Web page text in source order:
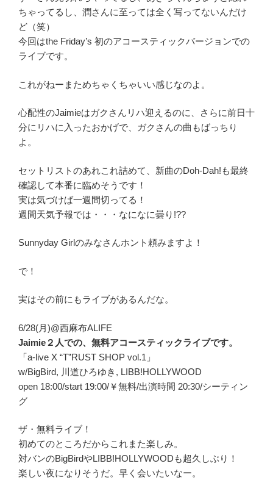
ちゃってるし、潤さんに至っては全く写ってないんだけ
ど（笑）
今回はthe Friday’s 初のアコースティックバージョンでの
ライブです。
これがねーまためちゃくちゃいい感じなのよ。
心配性のJaimieはガクさんリハ迎えるのに、さらに前日十
分にリハに入ったおかげで、ガクさんの曲もばっちり
よ。
セットリストのあれこれ詰めて、新曲のDoh-Dah!も最終
確認して本番に臨めそうです！
実は気づけば一週間切ってる！
週間天気予報では・・・なになに曇り!??
Sunnyday Girlのみなさんホント頼みますよ！
で！
実はその前にもライブがあるんだな。
6/28(月)@西麻布ALIFE
Jaimie２人での、無料アコースティックライブです。
「a-live X “T”RUST SHOP vol.1」
w/BigBird, 川道ひろゆき, LIBB!HOLLYWOOD
open 18:00/start 19:00/￥無料/出演時間 20:30/シーティン
グ
ザ・無料ライブ！
初めてのところだからこれまた楽しみ。
対バンのBigBirdやLIBB!HOLLYWOODも超久しぶり！
楽しい夜になりそうだ。早く会いたいなー。